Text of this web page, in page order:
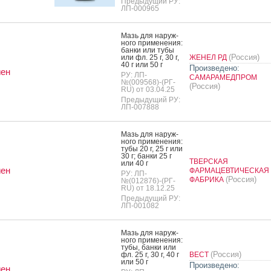
ЛП-000965
Мазь для на­руж­
но­го при­мене­ния:
бан­ки или ту­бы
или фл. 25 г, 30 г,
40 г или 50 г
РУ: ЛП-
№(009568)-(РГ-
RU) от 03.04.25
Предыдущий РУ:
ЛП-007888
ЖЕНЕЛ РД (Россия)
Произведено:
САМАРАМЕДПРОМ
(Россия)
Мазь для на­руж­
но­го при­мене­ния:
ту­бы 20 г, 25 г или
30 г; бан­ки 25 г
или 40 г
РУ: ЛП-
№(012876)-(РГ-
RU) от 18.12.25
Предыдущий РУ:
ЛП-001082
ТВЕРСКАЯ
ФАРМАЦЕВТИЧЕСКАЯ
ФАБРИКА (Россия)
Мазь для на­руж­
но­го при­мене­ния:
ту­бы, бан­ки или
фл. 25 г, 30 г, 40 г
или 50 г
ВЕСТ (Россия)
Произведено: